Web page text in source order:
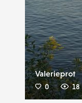
Valerieprot
0 18